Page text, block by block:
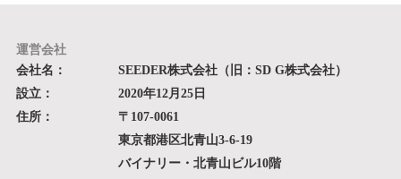
運営会社
会社名：
SEEDER株式会社（旧：SD G株式会社）
設立：
2020年12月25日
住所：
〒107-0061
東京都港区北青山3-6-19
バイナリー・北青山ビル10階